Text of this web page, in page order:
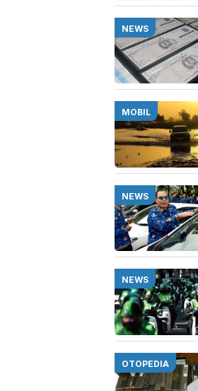
NEWS
MOBIL
NEWS
NEWS
OTOPEDIA